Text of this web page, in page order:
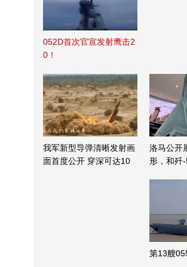
052D首次官宣发射鹰击2
0！
我军新型导弹清晰发射画
面首度公开 穿深可达10
洛马公开
形，和歼
第13艘